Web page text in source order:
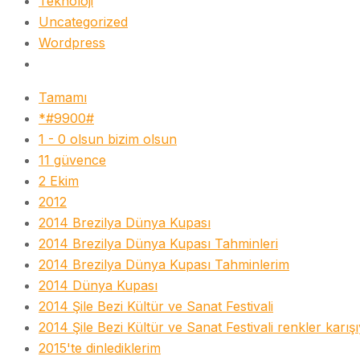
Uncategorized
Wordpress
Tamamı
*#9900#
1 - 0 olsun bizim olsun
11 güvence
2 Ekim
2012
2014 Brezilya Dünya Kupası
2014 Brezilya Dünya Kupası Tahminleri
2014 Brezilya Dünya Kupası Tahminlerim
2014 Dünya Kupası
2014 Şile Bezi Kültür ve Sanat Festivali
2014 Şile Bezi Kültür ve Sanat Festivali renkler
2015'te dinlediklerim